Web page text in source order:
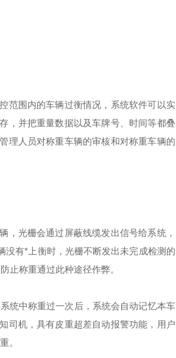
范围内的车辆过衡情况，系统软件可以实
，并把重量数据以及车牌号、时间等都叠
理人员对称重车辆的审核和对称重车辆的
，光栅会通过屏蔽线缆发出信号给系统，
没有*上衡时，光栅不断发出未完成检测的
止称重通过此种途径作弊。
统中称重过一次后，系统会自动记忆本车
司机，具有皮重超差自动报警功能，用户
。